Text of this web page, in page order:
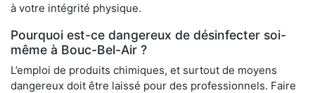
à votre intégrité physique.
Pourquoi est-ce dangereux de désinfecter soi-
même à Bouc-Bel-Air ?
L’emploi de produits chimiques, et surtout de moyens
dangereux doit être laissé pour des professionnels. Faire